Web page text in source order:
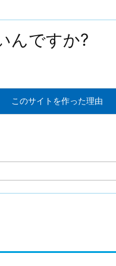
んですか?
このサイトを作った理由